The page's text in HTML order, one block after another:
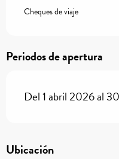
Cheques de viaje
Periodos de apertura
Del 1 abril 2026 al
Ubicación